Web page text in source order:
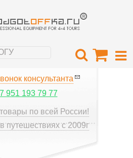
консультанта
951 193 79 77
по всей России!
путешествиях с 2009г